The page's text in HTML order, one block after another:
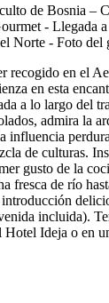
recogido en el
en esta
a lo largo del
admira la
influencia
de culturas.
gusto de la
fresca de río
incluida).
Hotel Ideja o en